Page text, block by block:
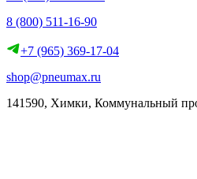
8 (800) 511-16-90
+7 (965) 369-17-04
shop@pneumax.ru
141590, Химки, Коммунальный